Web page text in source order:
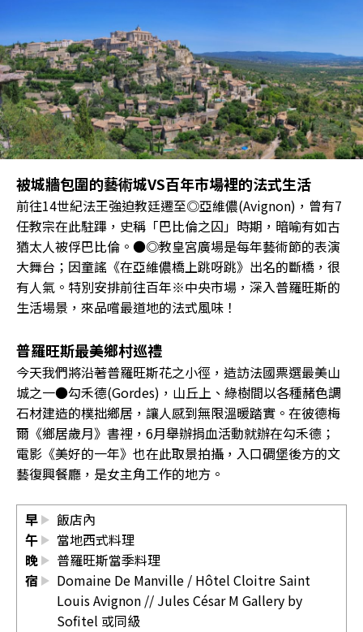
被城牆包圍的藝術城VS百年市場裡的法式生活
前往14世紀法王強迫教廷遷至◎亞維儂(Avignon)，曾有7
任教宗在此駐蹕，史稱「巴比倫之囚」時期，暗喻有如古
猶太人被俘巴比倫。●◎教皇宮廣場是每年藝術節的表演
大舞台；因童謠《在亞維儂橋上跳呀跳》出名的斷橋，很
有人氣。特別安排前往百年※中央市場，深入普羅旺斯的
生活場景，來品嚐最道地的法式風味！
普羅旺斯最美鄉村巡禮
今天我們將沿著普羅旺斯花之小徑，造訪法國票選最美山
城之一●勾禾德(Gordes)，山丘上、綠樹間以各種赭色調
石材建造的樸拙鄉居，讓人感到無限溫暖踏實。在彼德梅
爾《鄉居歲月》書裡，6月舉辦捐血活動就辦在勾禾德；
電影《美好的一年》也在此取景拍攝，入口碉堡後方的文
藝復興餐廳，是女主角工作的地方。
早
飯店內
午
當地西式料理
晚
普羅旺斯當季料理
宿
Domaine De Manville / Hôtel Cloitre Saint
Louis Avignon // Jules César M Gallery by
Sofitel 或同級